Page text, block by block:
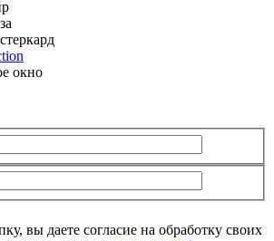
вы даете согласие на обработку своих